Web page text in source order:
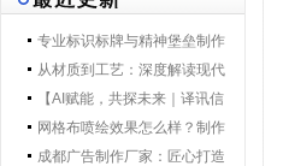
专业标识标牌与精神堡垒制作
专家 | 零贰捌广告制作集团 - 打
造一体化导视解决方案，提升
品牌形象与空间效率
从材质到工艺：深度解读现代
导视标牌制作技术
【AI赋能，共探未来｜译讯信
息董事长马万炯先生一行莅临
028广告制作集团交流赋能】
网格布喷绘效果怎么样？制作
工艺要点核心优势
成都广告制作厂家：匠心打造